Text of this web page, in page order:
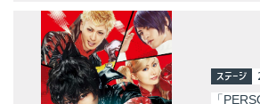
ステージ
「